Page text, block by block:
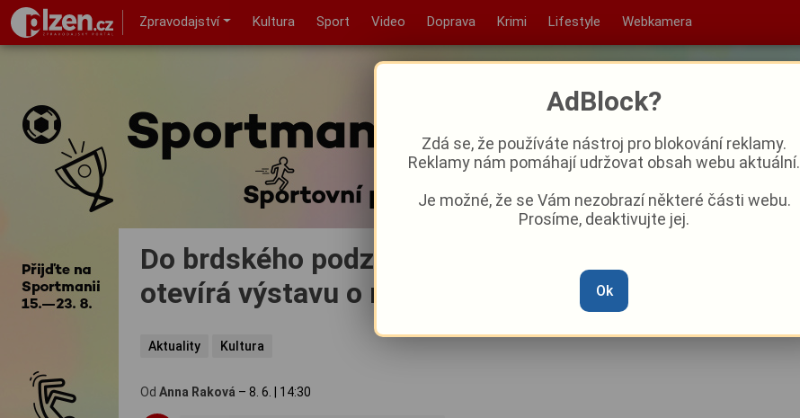
Zpravodajství Kultura Sport Video Doprava Krimi Lifestyle Webkamera
Do brdského podzemí za vědou. Atommuzeum
otevírá výstavu o nových technologiích
Aktuality Kultura
Od Anna Raková – 8. 6. 14:30
AdBlock?
Zdá se, že používáte nástroj pro blokování reklamy.
Reklamy nám pomáhají udržovat obsah webu aktuální.
Je možné, že se Vám nezobrazí některé části webu.
Prosíme, deaktivujte jej.
Ok